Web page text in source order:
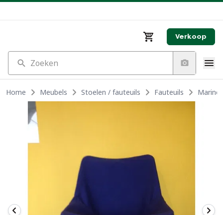
Verkoop
Zoeken
Home Meubels Stoelen / fauteuils Fauteuils